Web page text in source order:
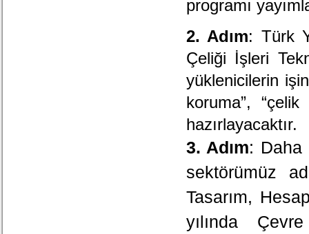
programı
2. Adım: Türk
Çeliği İşleri
yüklenicilerin
koruma”,
hazırlayacaktır.
3. Adım: Daha
sektörümüz
Tasarım,
yılında